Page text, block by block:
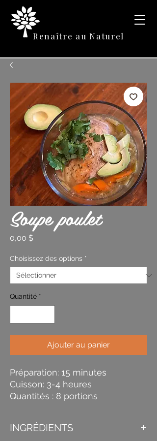
Renaître au Naturel
Soupe poulet
0,00 $Prix
Choisissez des options *
Quantité *
Ajouter au panier
Préparation: 15 minutes
Cuisson: 3-4 heures
Quantités : 8 portions
INGRÉDIENTS